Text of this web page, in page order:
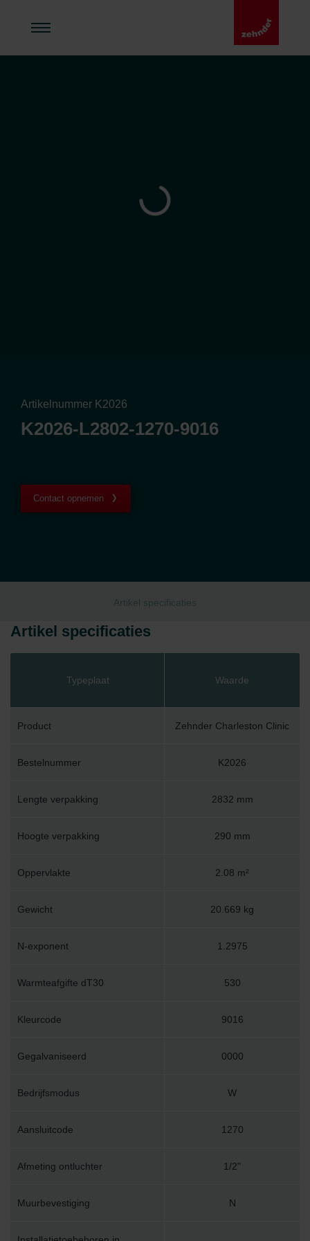
Artikelnummer K2026
K2026-L2802-1270-9016
Contact opnemen
Artikel specificaties
Artikel specificaties
Typeplaat Waarde
Product Zehnder Charleston Clinic
Bestelnummer K2026
Lengte verpakking 2832 mm
Hoogte verpakking 290 mm
Oppervlakte 2.08 m²
Gewicht 20.669 kg
N-exponent 1.2975
Warmteafgifte dT30 530
Kleurcode 9016
Gegalvaniseerd 0000
Bedrijfsmodus W
Aansluitcode 1270
Afmeting ontluchter 1/2"
Muurbevestiging N